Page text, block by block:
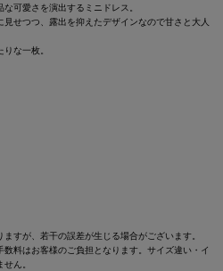
可愛さを演出するミニドレス。
せつつ、露出を抑えたデザインなので甘さと大人
な一枚。
すが、若干の誤差が生じる場合がございます。
料はお客様のご負担となります。サイズ違い・イ
ん。